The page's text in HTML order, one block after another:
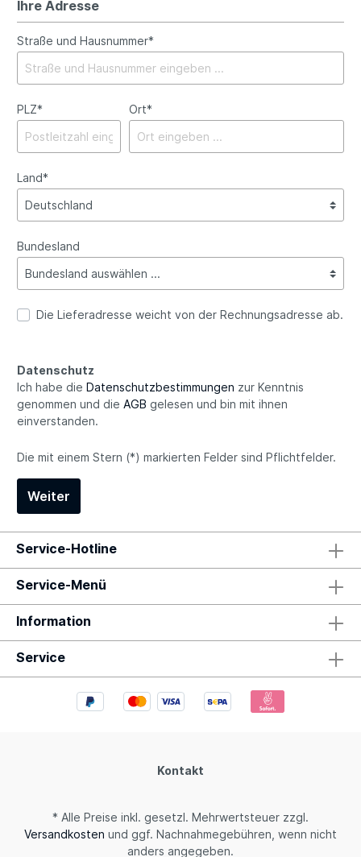
Ihre Adresse
Straße und Hausnummer*
PLZ* Ort*
Land*
Bundesland
Die Lieferadresse weicht von der Rechnungsadresse ab.
Datenschutz
Ich habe die Datenschutzbestimmungen zur Kenntnis
genommen und die AGB gelesen und bin mit ihnen
einverstanden.
Die mit einem Stern (*) markierten Felder sind Pflichtfelder.
Weiter
Service-Hotline
Service-Menü
Information
Service
Kontakt
* Alle Preise inkl. gesetzl. Mehrwertsteuer zzgl.
Versandkosten und ggf. Nachnahmegebühren, wenn nicht
anders angegeben.